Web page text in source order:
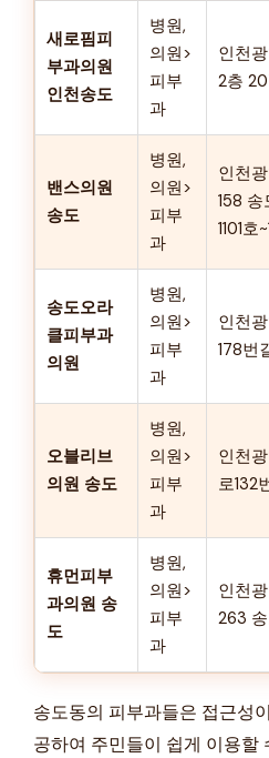
새로핌피
부과의원
인천송도
병원,
의원>
피부
과
인천
2층
밴스의원
송도
병원,
의원>
피부
과
인천
158 송
1101호
송도오라
클피부과
의원
병원,
의원>
피부
과
인천
178번
오블리브
의원 송도
병원,
의원>
피부
과
인천
로132
휴먼피부
과의원 송
도
병원,
의원>
피부
과
인천
263
송도동의 피부과들은 접근성
공하여 주민들이 쉽게 이용할